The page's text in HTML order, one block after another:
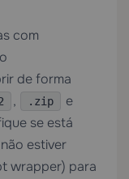
com
de forma
, .zip
e
se está
não estiver
wrapper) para